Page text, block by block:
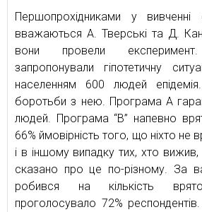
Першопрохідниками у вивченні
вважаються А. Тверські та Д.
вони провели
запропонували гіпотетичну
населенням 600 людей
боротьби з нею. Програма A
людей. Програма “B” напевно
66% ймовірність того, що ніхто не
і в іншому випадку тих, хто вижив,
сказано про це по-різному. За
робився на кількість
проголосувало 72%